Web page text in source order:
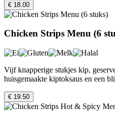
€ 18.00
Chicken Strips Menu (6
Vijf knapperige stukjes kip,
huisgemaakte kiptoksaus en een
€ 19.50